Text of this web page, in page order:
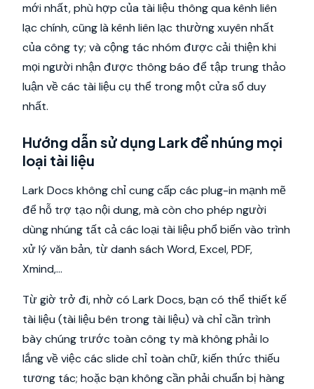
mới nhất, phù hợp của tài liệu thông qua kênh liên
lạc chính, cũng là kênh liên lạc thường xuyên nhất
của công ty; và cộng tác nhóm được cải thiện khi
mọi người nhận được thông báo để tập trung thảo
luận về các tài liệu cụ thể trong một cửa sổ duy
nhất.
Hướng dẫn sử dụng Lark để nhúng mọi
loại tài liệu
Lark Docs không chỉ cung cấp các plug-in mạnh mẽ
để hỗ trợ tạo nội dung, mà còn cho phép người
dùng nhúng tất cả các loại tài liệu phổ biến vào trình
xử lý văn bản, từ danh sách Word, Excel, PDF,
Xmind,...
Từ giờ trở đi, nhờ có Lark Docs, bạn có thể thiết kế
tài liệu (tài liệu bên trong tài liệu) và chỉ cần trình
bày chúng trước toàn công ty mà không phải lo
lắng về việc các slide chỉ toàn chữ, kiến thức thiếu
tương tác; hoặc bạn không cần phải chuẩn bị hàng